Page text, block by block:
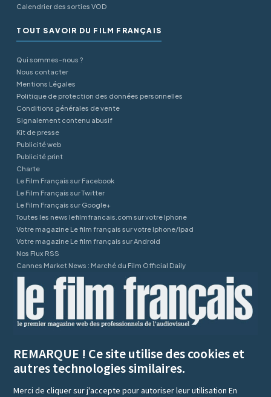
Calendrier des sorties VOD
TOUT SAVOIR DU FILM FRANÇAIS
Qui sommes-nous ?
Nous contacter
Mentions Légales
Politique de protection des données personnelles
Conditions générales de vente
Signalement contenu abusif
Kit de presse
Publicité web
Publicité print
Charte
Le Film Français sur Facebook
Le Film Français sur Twitter
Le Film Français sur Google+
Toutes les news lefilmfrancais.com sur votre Iphone
Votre magazine Le film français sur votre Iphone/Ipad
Votre magazine Le film français sur Android
Nos Flux RSS
Cannes Market News : Marché du Film Official Daily
REMARQUE ! Ce site utilise des cookies et
autres technologies similaires.
Merci de cliquer sur j'accepte pour autoriser leur utilisationEn